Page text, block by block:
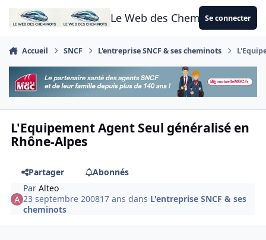
Aller au contenu
Le Web des CheminotsSe connecter
Accueil SNCF L'entreprise SNCF & ses cheminots
L'Equipement Agent Seul généralisé en
Rhône-Alpes
Partager
Abonnés
ParAlteo
23 septembre 200817 ans dans L'entreprise SNCF & ses
cheminots